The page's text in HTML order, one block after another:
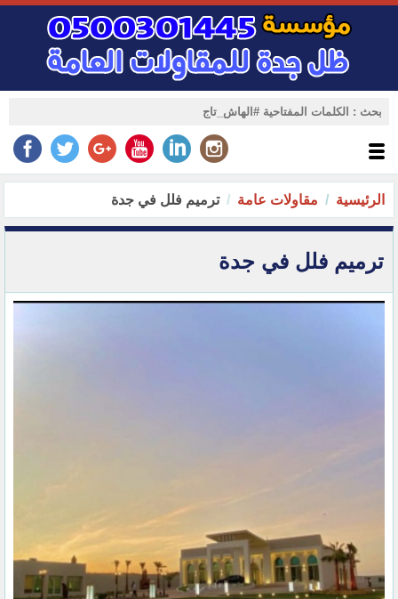
الرئيسية مقاولات عامة ترميم فلل في جدة
ترميم فلل في جدة